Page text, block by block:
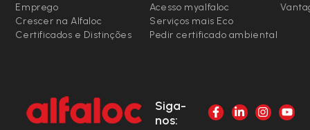
Emprego
Crescer na Alfaloc
Certificados e Distinções
Acesso myalfaloc
Serviços mais Eco
Pedir certificado ambiental
Siga-
nos: